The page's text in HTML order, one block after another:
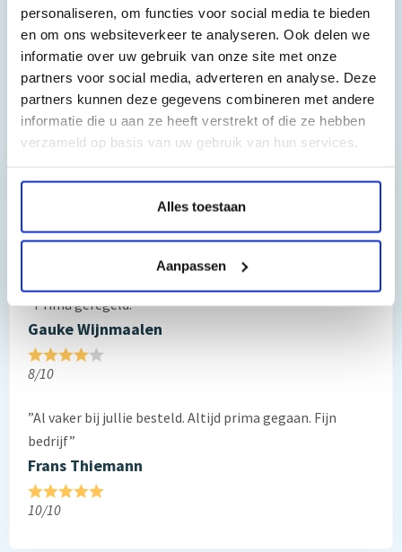
personaliseren, om functies voor social media te bieden
en om ons websiteverkeer te analyseren. Ook delen we
informatie over uw gebruik van onze site met onze
partners voor social media, adverteren en analyse. Deze
partners kunnen deze gegevens combineren met andere
informatie die u aan ze heeft verstrekt of die ze hebben
verzameld op basis van uw gebruik van hun services.
Alles toestaan
Aanpassen
Toch nog een vraag?
Hebt u vragen bij het artikel?
Reviews van klanten…
”Prima geregeld. ”
Gauke Wijnmaalen
8/10
”Al vaker bij jullie besteld. Altijd prima gegaan. Fijn
bedrijf”
Frans Thiemann
10/10